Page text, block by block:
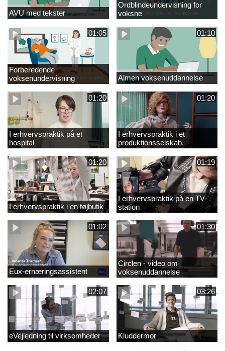
AVU med tekster
Ordblindeundervisning for
voksne
01:05
Forberedende
voksenundervisning
01:10
Almen voksenuddannelse
01:20
I erhvervspraktik på et
hospital
01:20
I erhvervspraktik i et
produktionsselskab.
01:20
I erhvervspraktik i en tøjbutik
01:19
I erhvervspraktik på en TV-
station
01:02
Eux-ernæringsassistent
01:30
Circlen - video om
voksenuddannelse
02:07
eVejledning til virksomheder
03:26
Kluddermor